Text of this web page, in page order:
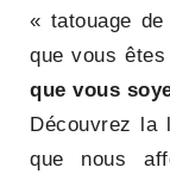
« tatouage
que vous
que vous
Découvrez la
que nous